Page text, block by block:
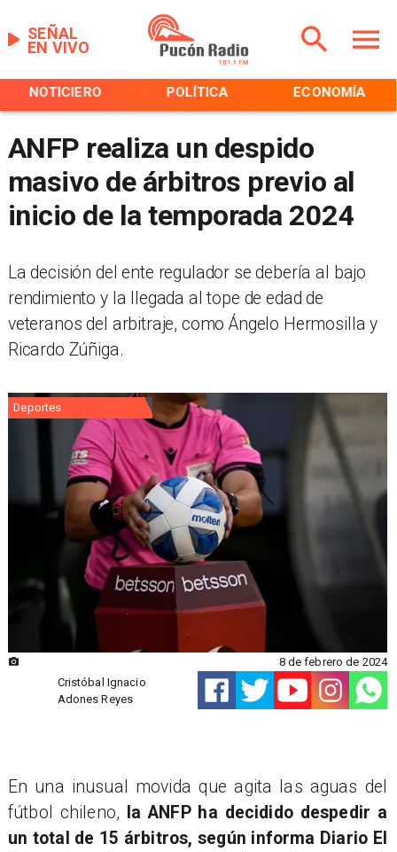
EN VIVO
SEÑAL
NOTICIERO POLÍTICA ECONOMÍA
ANFP realiza un despido
masivo de árbitros previo al
inicio de la temporada 2024
La decisión del ente regulador se debería al bajo
rendimiento y la llegada al tope de edad de
veteranos del arbitraje, como Ángelo Hermosilla y
Ricardo Zúñiga.
Deportes
Cristóbal Ignacio
Adones Reyes
8 de febrero de 2024
​En una inusual movida que agita las aguas del
fútbol chileno,
la ANFP ha decidido despedir a
un total de 15 árbitros, según informa Diario El